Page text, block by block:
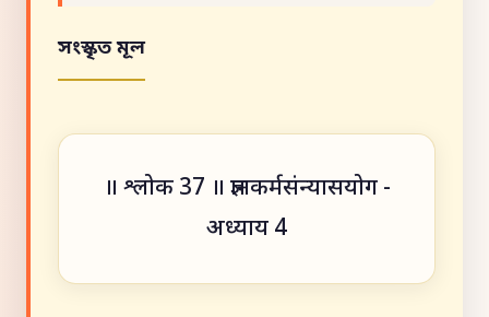
সংস্কৃত মূল
॥ श्लोक 37 ॥ ज्ञानकर्मसंन्यासयोग -
अध्याय 4